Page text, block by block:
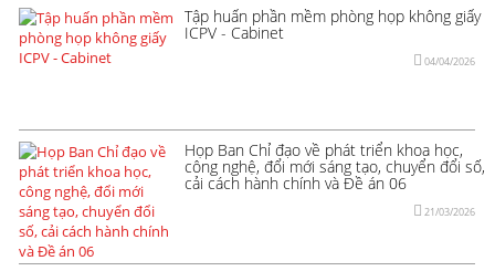
Tập huấn phần mềm phòng họp không giấy
ICPV - Cabinet
04/04/2026
Họp Ban Chỉ đạo về phát triển khoa học,
công nghệ, đổi mới sáng tạo, chuyển đổi số,
cải cách hành chính và Đề án 06
21/03/2026